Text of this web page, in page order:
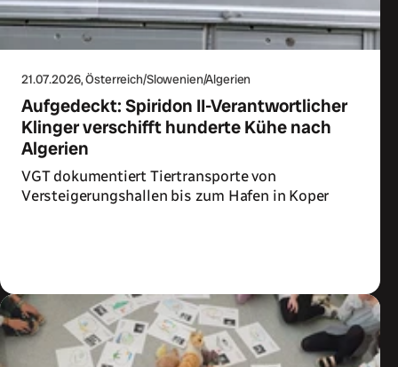
21.07.2026, Österreich/Slowenien/Algerien
Aufgedeckt: Spiridon II-Verantwortlicher
Klinger verschifft hunderte Kühe nach
Algerien
VGT dokumentiert Tiertransporte von
Versteigerungshallen bis zum Hafen in Koper